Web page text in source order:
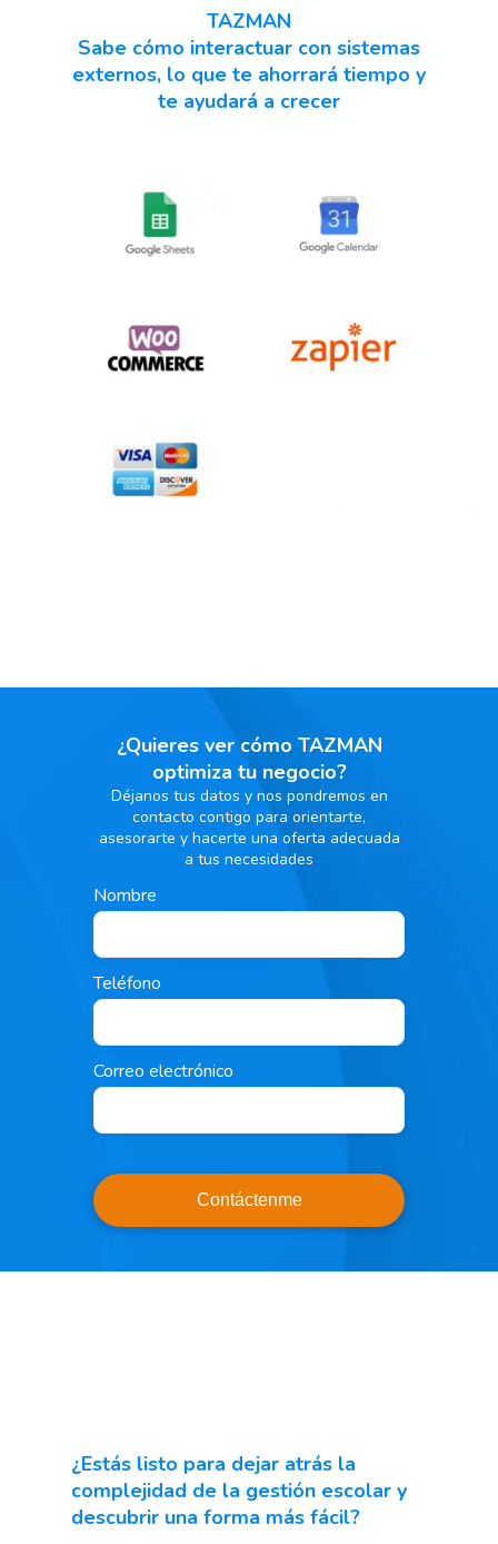
TAZMAN
Sabe cómo interactuar con sistemas
externos, lo que te ahorrará tiempo y
te ayudará a crecer
¿Quieres ver cómo TAZMAN
optimiza tu negocio?
Déjanos tus datos y nos pondremos en
contacto contigo para orientarte,
asesorarte y hacerte una oferta adecuada
a tus necesidades
Nombre
Teléfono
Correo electrónico
Contáctenme
¿Estás listo para dejar atrás la
complejidad de la gestión escolar y
descubrir una forma más fácil?